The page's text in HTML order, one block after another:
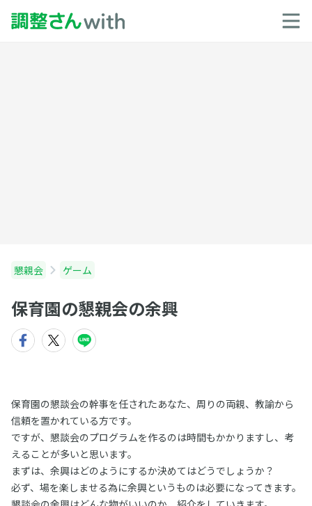
懇親会 ゲーム
保育園の懇親会の余興
保育園の懇談会の幹事を任されたあなた、周りの両親、教諭から
信頼を置かれている方です。
ですが、懇談会のプログラムを作るのは時間もかかりますし、考
えることが多いと思います。
まずは、余興はどのようにするか決めてはどうでしょうか？
必ず、場を楽しませる為に余興というものは必要になってきます。